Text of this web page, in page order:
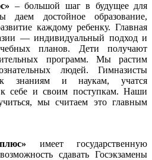
– большой шаг в будущее для
даем достойное образование,
каждому ребенку. Главная
— индивидуальный подход и
планов. Дети получают
программ. Мы растим
людей. Гимназисты
знаниям и наукам, учатся
к себе и своим поступкам. Наши
мы считаем это главным
имеет государственную
сдавать Госэкзамены